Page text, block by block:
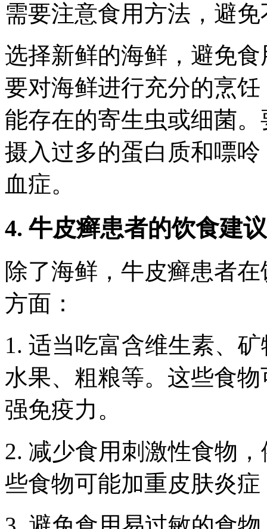
需要注意食用方法，避
选择新鲜的海鲜，避免
要对海鲜进行充分的烹
能存在的寄生虫或细菌
摄入过多的蛋白质和嘌
血症。
4. 牛皮癣患者的饮食建议
除了海鲜，牛皮癣患者
方面：
1. 适当吃富含维生素、
水果、粗粮等。这些食
强免疫力。
2. 减少食用刺激性食物
些食物可能加重皮肤炎